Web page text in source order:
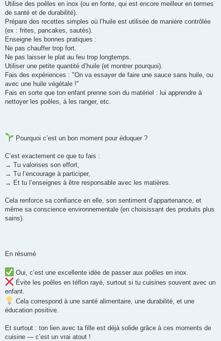
Utilise des poêles en inox (ou en fonte, qui est encore meilleur en termes
de santé et de durabilité).
Prépare des recettes simples où l’huile est utilisée de manière contrôlée
(ex : frites, pancakes, sautés).
Enseigne les bonnes pratiques :
Ne pas chauffer trop fort.
Ne pas laisser le plat au feu trop longtemps.
Utiliser une petite quantité d’huile (et montrer pourquoi).
Fais des expériences : "On va essayer de faire une sauce sans huile, ou
avec une huile végétale !"
Fais en sorte que ton enfant prenne soin du matériel : lui apprendre à
nettoyer les poêles, à les ranger, etc.
Pourquoi c’est un bon moment pour éduquer ?
C’est exactement ce que tu fais :
→ Tu valorises son effort,
→ Tu l’encourage à participer,
→ Et tu l’enseignes à être responsable avec les matières.
Cela renforce sa confiance en elle, son sentiment d’appartenance, et
même sa conscience environnementale (en choisissant des produits plus
sains).
En résumé
Oui, c’est une excellente idée de passer aux poêles en inox.
Évite les poêles en téflon rayé, surtout si tu cuisines souvent avec un
enfant.
Cela correspond à une santé alimentaire, une durabilité, et une
éducation positive.
Et surtout : ton lien avec ta fille est déjà solide grâce à ces moments de
cuisine — c’est un vrai atout !